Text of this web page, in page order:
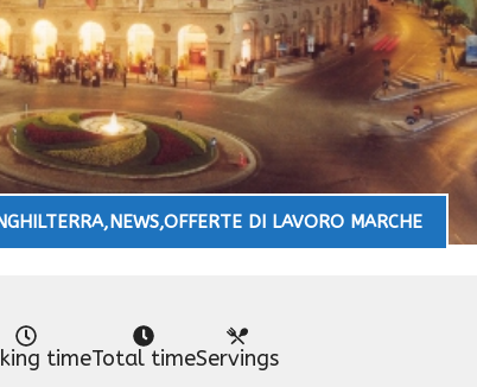
,NEWS,OFFERTE DI LAVORO MARCHE
timeTotal timeServings